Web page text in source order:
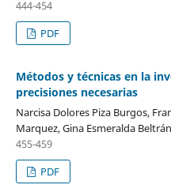
444-454
PDF
Métodos y técnicas en la
precisiones necesarias
Narcisa Dolores Piza Burgos,
Marquez, Gina Esmeralda
455-459
PDF